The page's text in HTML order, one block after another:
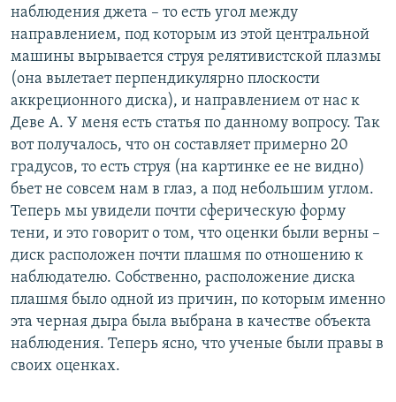
наблюдения джета – то есть угол между
направлением, под которым из этой центральной
машины вырывается струя релятивистской плазмы
(она вылетает перпендикулярно плоскости
аккреционного диска), и направлением от нас к
Деве А. У меня есть статья по данному вопросу. Так
вот получалось, что он составляет примерно 20
градусов, то есть струя (на картинке ее не видно)
бьет не совсем нам в глаз, а под небольшим углом.
Теперь мы увидели почти сферическую форму
тени, и это говорит о том, что оценки были верны –
диск расположен почти плашмя по отношению к
наблюдателю. Собственно, расположение диска
плашмя было одной из причин, по которым именно
эта черная дыра была выбрана в качестве объекта
наблюдения. Теперь ясно, что ученые были правы в
своих оценках.